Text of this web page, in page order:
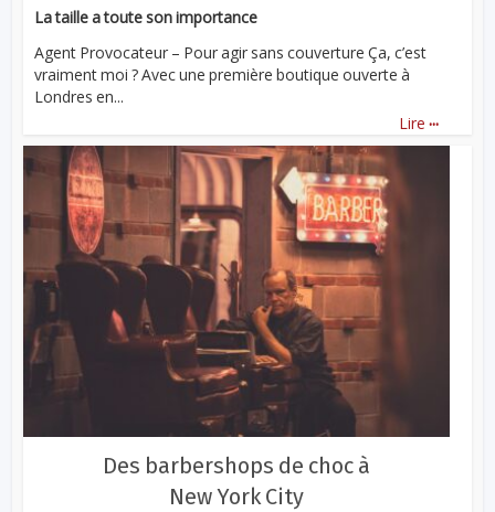
La taille a toute son importance
Agent Provocateur – Pour agir sans couverture Ça, c’est
vraiment moi ? Avec une première boutique ouverte à
Londres en...
Lire ...
Des barbershops de choc à
New York City